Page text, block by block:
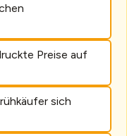
Preise auf
sich